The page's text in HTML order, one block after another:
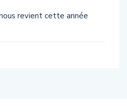
revient cette année